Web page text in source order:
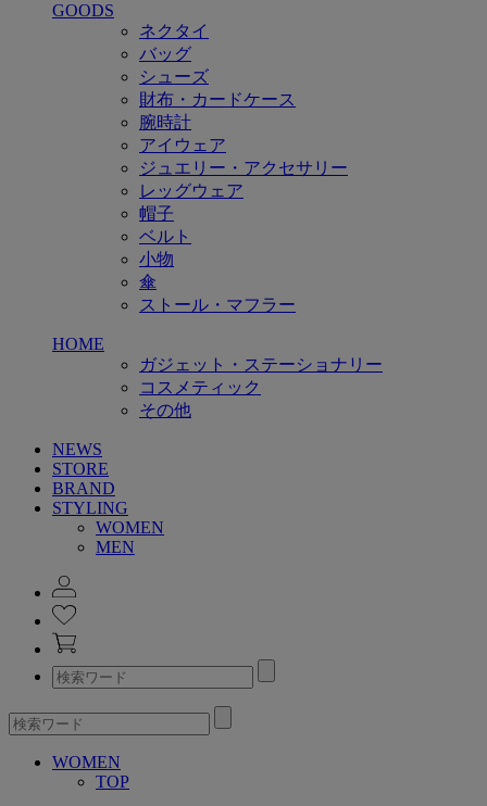
GOODS
ネクタイ
バッグ
シューズ
財布・カードケース
腕時計
アイウェア
ジュエリー・アクセサリー
レッグウェア
帽子
ベルト
小物
傘
ストール・マフラー
HOME
ガジェット・ステーショナリー
コスメティック
その他
NEWS
STORE
BRAND
STYLING
WOMEN
MEN
WOMEN
TOP